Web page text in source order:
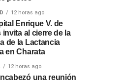
12 horas ago
Enrique V. de
invita al cierre de la
de la Lactancia
en Charata
12 horas ago
una reunión